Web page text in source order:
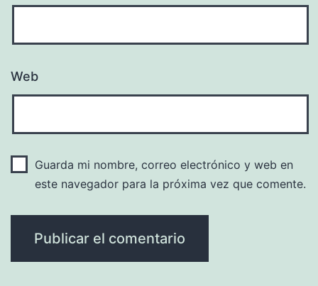
Web
Guarda mi nombre, correo electrónico y web en
este navegador para la próxima vez que comente.